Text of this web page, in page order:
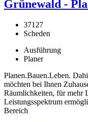
Grünewald -
37127
Scheden
Ausführung
Planer
Planen.Bauen.Leben.
möchten bei Ihnen
Räumlichkeiten, für mehr
Leistungsspektrum
Bereich